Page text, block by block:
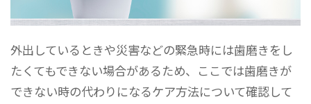
外出しているときや災害などの緊急時には歯磨きをし
たくてもできない場合があるため、ここでは歯磨きが
できない時の代わりになるケア方法について確認して